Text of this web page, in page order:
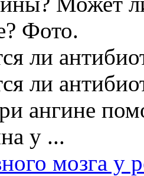
Фото.
ли
ли
ангине
у ...
мозга у